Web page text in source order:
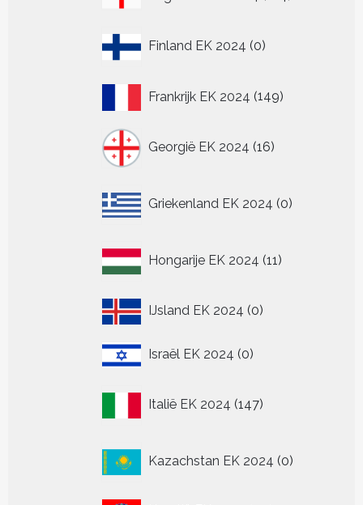
Finland EK 2024 0
producten
Frankrijk EK 2024 149149
Georgië EK 2024 16
producten
Griekenland EK 2024 0
producten
Hongarije EK 2024 11
producten
IJsland EK 2024 00
Israël EK 2024 00
Italië EK 2024 147
producten
Kazachstan EK 2024 0
producten